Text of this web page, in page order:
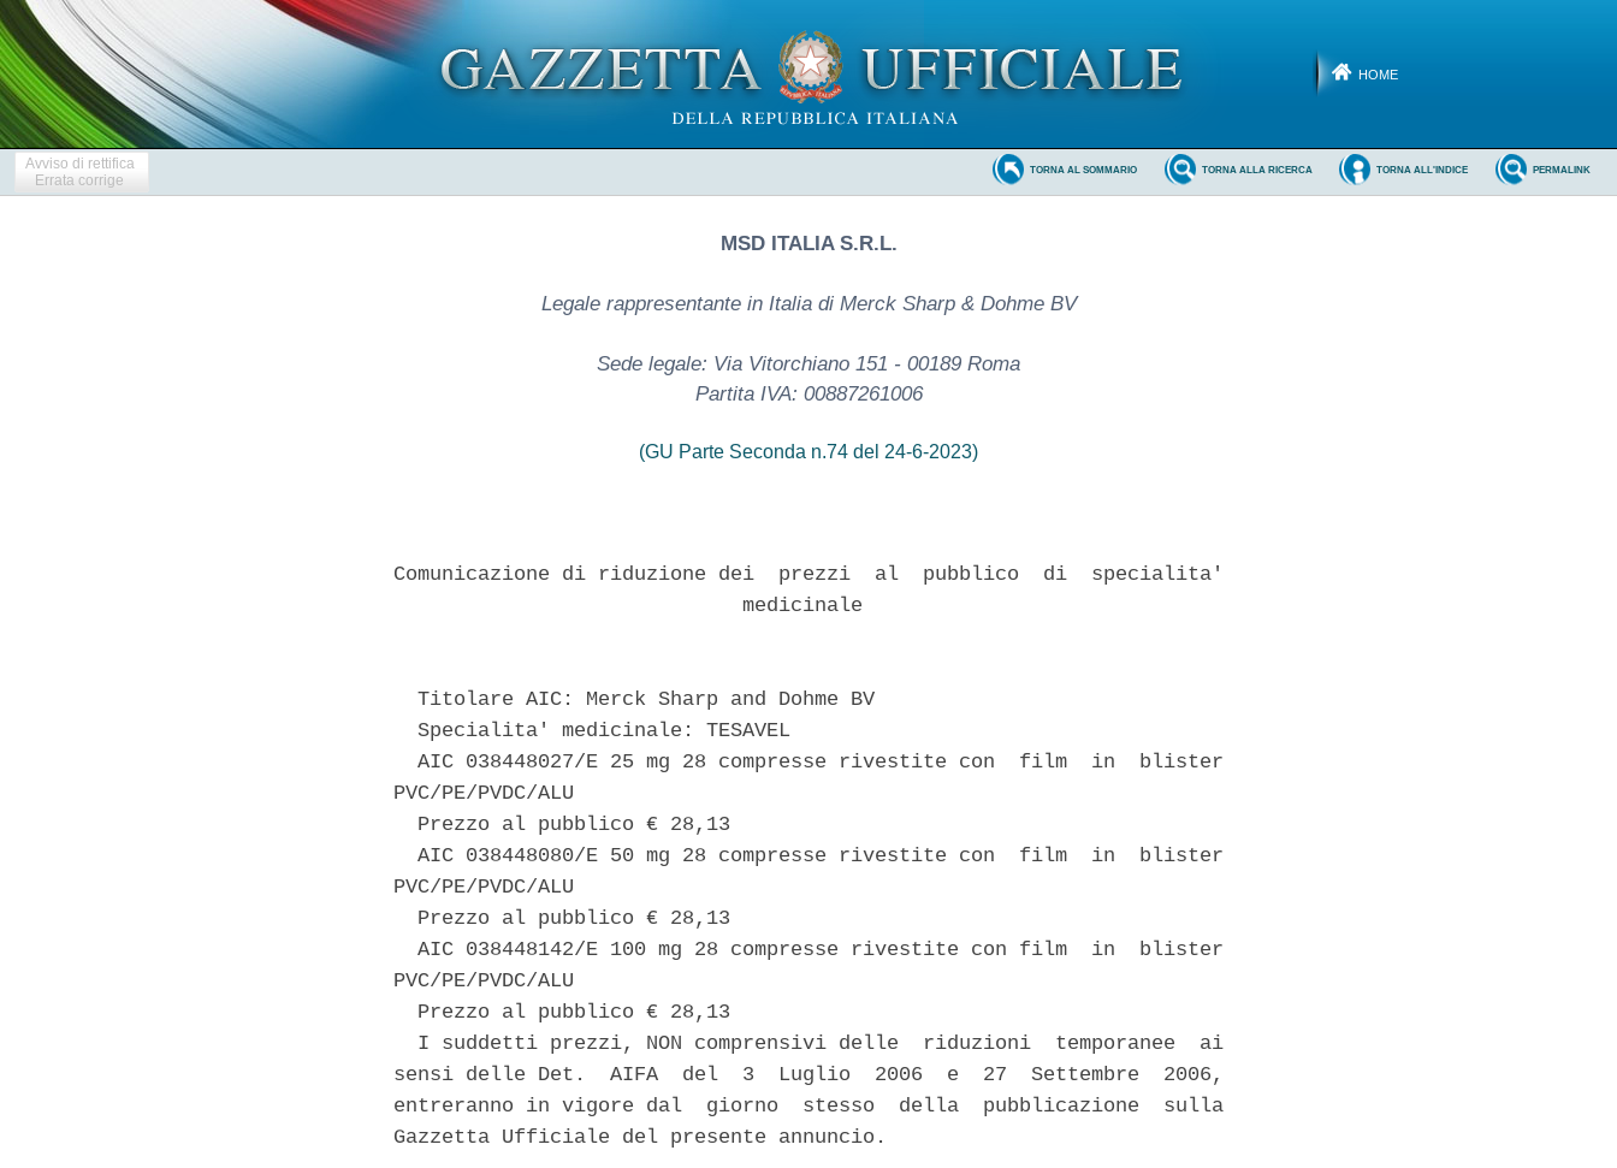
HOME
Avviso di rettifica
Errata corrige
PERMALINK
TORNA ALL'INDICE
TORNA ALLA RICERCA
TORNA AL SOMMARIO
MSD ITALIA S.R.L.
Legale rappresentante in Italia di Merck Sharp & Dohme BV
Sede legale: Via Vitorchiano 151 - 00189 Roma
Partita IVA: 00887261006
(GU Parte Seconda n.74 del 24-6-2023)
Comunicazione di riduzione dei  prezzi  al  pubblico  di  specialita'
                             medicinale
  Titolare AIC: Merck Sharp and Dohme BV
  Specialita' medicinale: TESAVEL
  AIC 038448027/E 25 mg 28 compresse rivestite con  film  in  blister
PVC/PE/PVDC/ALU
  Prezzo al pubblico € 28,13
  AIC 038448080/E 50 mg 28 compresse rivestite con  film  in  blister
PVC/PE/PVDC/ALU
  Prezzo al pubblico € 28,13
  AIC 038448142/E 100 mg 28 compresse rivestite con film  in  blister
PVC/PE/PVDC/ALU
  Prezzo al pubblico € 28,13
  I suddetti prezzi, NON comprensivi delle  riduzioni  temporanee  ai
sensi delle Det.  AIFA  del  3  Luglio  2006  e  27  Settembre  2006,
entreranno in vigore dal  giorno  stesso  della  pubblicazione  sulla
Gazzetta Ufficiale del presente annuncio.